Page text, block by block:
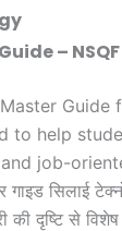
–
Guide
to help
job-
सिलाई
की दृष्टि से